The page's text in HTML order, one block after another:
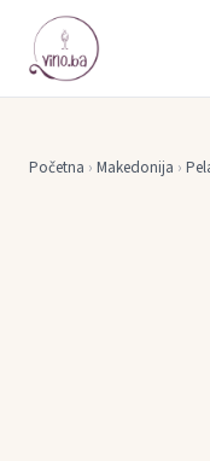
Početna › Makedonija ›